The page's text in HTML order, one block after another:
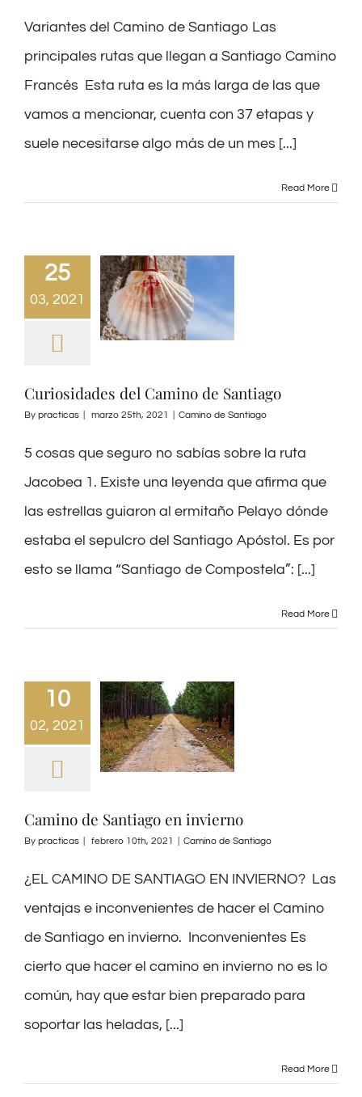
Variantes del Camino de Santiago Las
principales rutas que llegan a Santiago Camino
Francés Esta ruta es la más larga de las que
vamos a mencionar, cuenta con 37 etapas y
suele necesitarse algo más de un mes [...]
Read More
25
03, 2021
Curiosidades del Camino de Santiago
By practicas marzo 25th, 2021 Camino de Santiago
5 cosas que seguro no sabías sobre la ruta
Jacobea 1. Existe una leyenda que afirma que
las estrellas guiaron al ermitaño Pelayo dónde
estaba el sepulcro del Santiago Apóstol. Es por
esto se llama “Santiago de Compostela”: [...]
Read More
10
02, 2021
Camino de Santiago en invierno
By practicas febrero 10th, 2021 Camino de Santiago
¿EL CAMINO DE SANTIAGO EN INVIERNO? Las
ventajas e inconvenientes de hacer el Camino
de Santiago en invierno. Inconvenientes Es
cierto que hacer el camino en invierno no es lo
común, hay que estar bien preparado para
soportar las heladas, [...]
Read More